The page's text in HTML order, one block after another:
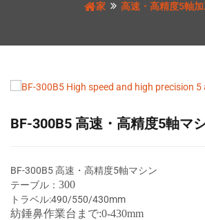
家 高速・高精度5軸
BF-300B5 高速・高精度5軸マ
BF-300B5 高速・高精度5軸マシン
テーブル： 300
トラベル:490/550/430mm
紡錘鼻作業台まで:0-430mm